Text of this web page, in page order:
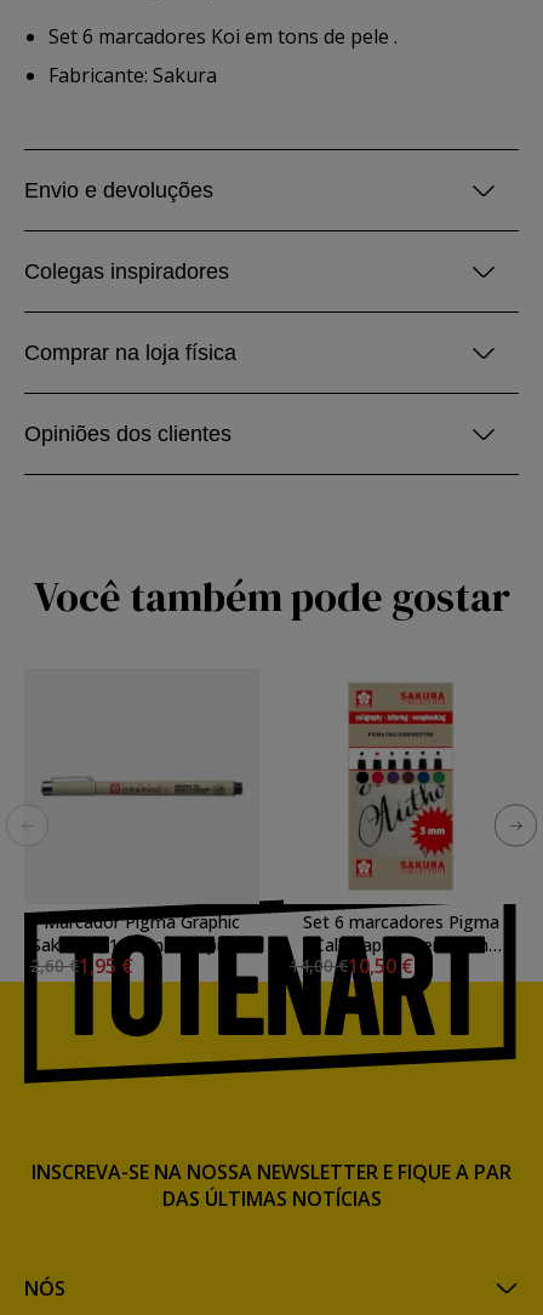
Set 6 marcadores Koi em tons de pele .
Fabricante: Sakura
Envio e devoluções
Colegas inspiradores
Comprar na loja física
Opiniões dos clientes
Você também pode gostar
Marcador Pigma Graphic
Sakura 1, 1.0mm. \nSepia N.
117
2,60 €1,95 €
Set 6 marcadores Pigma
Calligrapher Pen 3mm
Sakura
14,00 €10,50 €
NÓS
INSCREVA-SE NA NOSSA NEWSLETTER E FIQUE A PAR
DAS ÚLTIMAS NOTÍCIAS